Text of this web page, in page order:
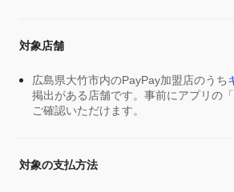
対象店舗
広島県大竹市内のPayPay加盟店のうち
掲出がある店舗です。事前にアプリの
ご確認いただけます。
対象の支払方法